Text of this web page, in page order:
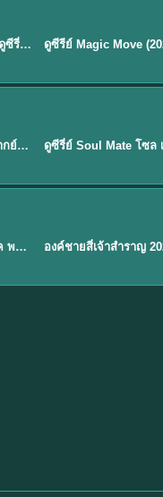
EP.6เด็กใหม่ The Reset 2026 EP1-6 พากย์ไทย ดูซีรี่ย์ Netflix ล่าสุด HD
EP.11Stingers Undercover Verification Unit พากย์ไทย EP1-11 HD ฟรี ★8
EP.1ชามใบเดียวเปลี่ยนประวัติศาสตร์! ส่งเสบียงยุค พากย์ไทย